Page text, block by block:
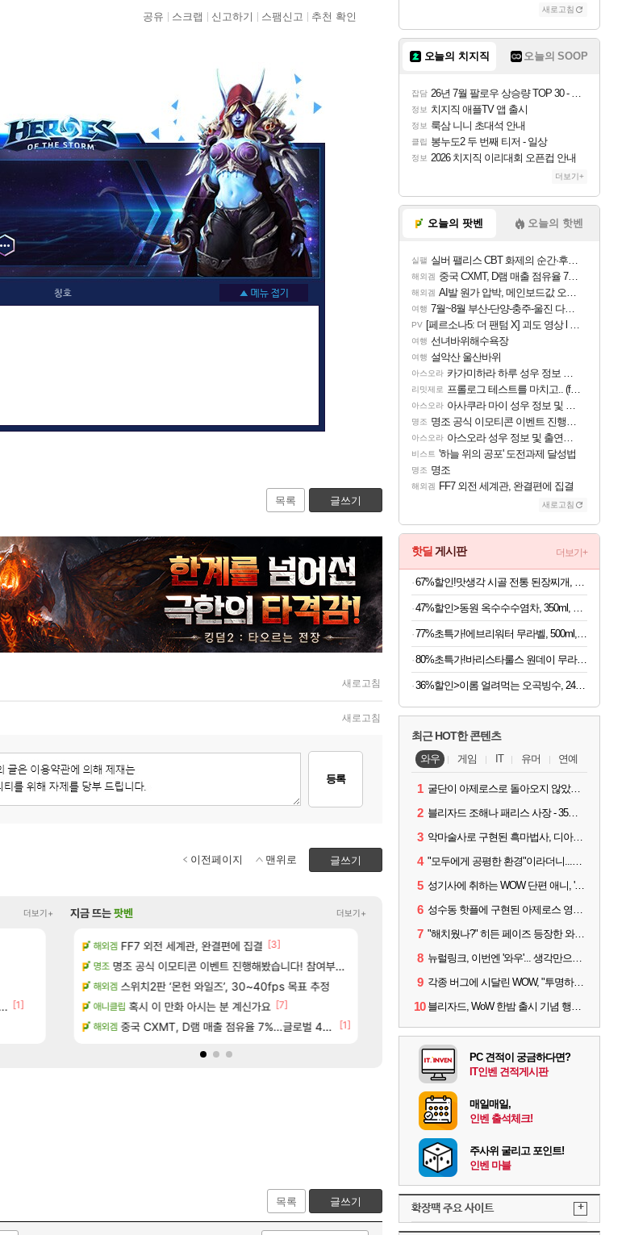
공유 스크랩 신고하기 스팸신고 추천 확인
칭호
목록 글쓰기
새로고침
새로고침
등록
글쓰기
이전페이지 맨위로
더보기+
[1]
리니지M 아떨린다 한시간후면 [16]
검은사막 대충 연구소요약 [5]
검은사막 풍풍풍 군왕주차가 씹이득 가성비라고 ???? [9]
로아 골드 파는 게 왜 쌀숭이임? [196]
메이플 현재 나무위키 실검 1위인 김규원 [84]
씨발 컬프프 클릭 미스낫네 [117]
파리바게트 본사에서 연락왔음 [132]
베라서버 1위길드 내 대규모 인원이탈종용 추정사건
FCO 02년생 헬스녀 레깅스핏 ㄷㄷ [15]
지금 뜨는팟벤 더보기+
과제
(89개)
해외겜 FF7 외전 세계관, 완결편에 집결 [3]
명조 명조 공식 이모티콘 이벤트 진행해봤습니다! 참여부터 추첨까지????
해외겜 스위치2판 ‘몬헌 와일즈’, 30~40fps 목표 추정
애니클립 혹시 이 만화 아시는 분 계신가요 [7]
해외겜 중국 CXMT, D램 매출 점유율 7%…글로벌 4위로 부상 [1]
메모리 3사, 2027년 생산분 완판?
아스오라 아사쿠라 마이 성우 정보 및 주요 필모
아스오라 아스오라 성우 정보 및 출연작 모음
아스오라 아키츠 아키나 성우 정보 및 주요 필모
목록 글쓰기
새로고침
오늘의 치지직 오늘의 SOOP
잡담 26년 7월 팔로우 상승량 TOP 30 - 월간 치지직
정보 치지직 애플TV 앱 출시
정보 룩삼 니니 초대석 안내
클립 봉누도2 두 번째 티저 - 일상
정보 2026 치지직 이리대회 오픈컵 안내
더보기+
오늘의 팟벤 오늘의 핫벤
실팰 실버 팰리스 CBT 화제의 순간·후기 모음
해외겜 중국 CXMT, D램 매출 점유율 7%…글로벌 4위로 부상
해외겜 AI발 원가 압박, 메인보드값 오르나
여행 7월~8월 부산-단양-충주-울진 다녀왔어요~
PV [페르소나5: 더 팬텀 X] 괴도 영상 l 타카마키 안·댄싱 스타
여행 선녀바위해수욕장
여행 설악산 울산바위
아스오라 카가미하라 하루 성우 정보 및 주요 필모
리밋제로 프롤로그 테스트를 마치고.. (feat. 리아)
아스오라 아사쿠라 마이 성우 정보 및 주요 필모
명조 명조 공식 이모티콘 이벤트 진행해봤습니다! 참여부터 추첨까지????
아스오라 아스오라 성우 정보 및 출연작 모음
비스트 '하늘 위의 공포' 도전과제 달성법
명조 명조
해외겜 FF7 외전 세계관, 완결편에 집결
새로고침
핫딜 게시판 더보기+
80%초특가!바리스타룰스 원데이 무라벨, 아메리카노, 350ml, 20개
36%할인>이롬 얼려먹는 오곡빙수, 24팩 + 통통단팥 4캔, 1세트
최근 HOT한 콘텐츠
와우 게임 IT 유머 연예
1 굴단이 아제로스로 돌아오지 않았다면? 와우 클래식+ 주목
2 블리자드 조해나 패리스 사장 - 35년 역사, 그리고 비전
3 악마술사로 구현된 흑마법사, 디아4 x 와우 콜라보 살펴보기
4 "모두에게 공평한 환경"이라더니...여전히 살아있는 애드온
5 성기사에 취하는 WOW 단편 애니, '신성한 모든 것'
6 성수동 핫플에 구현된 아제로스 영웅들의 안식처, WoW 홈스윗홈
7 "해치웠나?" 히든 페이즈 등장한 와우 '한밤', 세계 최초 킬은 '팀 리퀴드'
8 뉴럴링크, 이번엔 '와우'... 생각만으로 게임하는 시대 성큼
9 각종 버그에 시달린 WOW, "투명하고 신속한 소통과 대응 약속"
10 블리자드, WoW 한밤 출시 기념 행사 '홈스윗홈' 28일 개최
PC 견적이 궁금하다면?
IT인벤 견적게시판
매일매일,
인벤 출석체크!
주사위 굴리고 포인트!
인벤 마블
확장팩 주요 사이트 +